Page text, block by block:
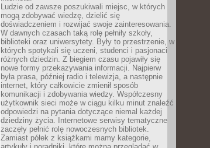
Ludzie od zawsze poszukiwali miejsc, w których
mogą zdobywać wiedzę, dzielić się
doświadczeniem i rozwijać swoje zainteresowania.
W dawnych czasach taką rolę pełniły szkoły,
biblioteki oraz uniwersytety. Były to przestrzenie, w
których spotykali się uczeni, studenci i pasjonaci
różnych dziedzin. Z biegiem czasu pojawiły się
nowe formy przekazywania informacji. Najpierw
była prasa, później radio i telewizja, a następnie
internet, który całkowicie zmienił sposób
komunikacji i zdobywania wiedzy. Współczesny
użytkownik sieci może w ciągu kilku minut znaleźć
odpowiedzi na pytania dotyczące niemal każdej
dziedziny życia. Internetowe serwisy tematyczne
zaczęły pełnić rolę nowoczesnych bibliotek.
Zamiast półek z książkami mamy kategorie,